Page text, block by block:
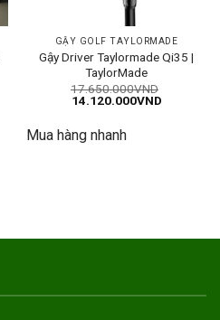
GẬY GOLF TAYLORMADE
Gậy Driver Taylormade Qi35 |
TaylorMade
17.650.000VND
Giá
17.650.000VND.
14.120.000VNDGiá
Mua hàng nhanh